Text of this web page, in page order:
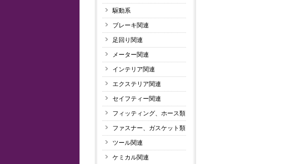
駆動系
ブレーキ関連
足回り関連
メーター関連
インテリア関連
エクステリア関連
セイフティー関連
フィッティング、ホース類
ファスナー、ガスケット類
ツール関連
ケミカル関連